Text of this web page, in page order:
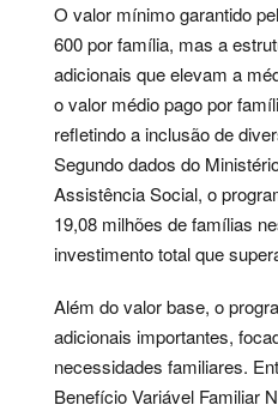
O valor mínimo garantido
600 por família, mas a
adicionais que elevam a
o valor médio pago por
refletindo a inclusão de
Segundo dados do
Assistência Social, o
19,08 milhões de famílias
investimento total que
Além do valor base, o
adicionais importantes,
necessidades familiares.
Benefício Variável Familiar